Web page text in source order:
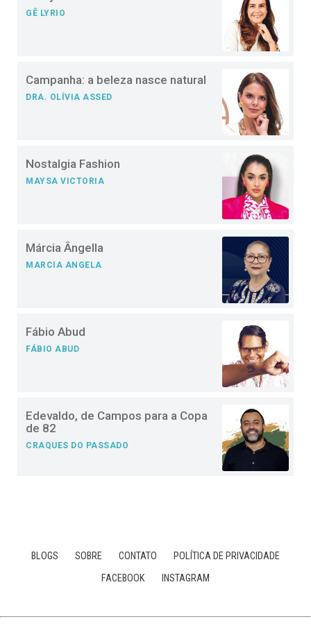
GÊ LYRIO
Campanha: a beleza nasce natural
DRA. OLÍVIA ASSED
Nostalgia Fashion
MAYSA VICTORIA
Márcia Ângella
MARCIA ANGELA
Fábio Abud
FÁBIO ABUD
Edevaldo, de Campos para a Copa
de 82
CRAQUES DO PASSADO
BLOGS SOBRE CONTATO
POLÍTICA DE PRIVACIDADE
FACEBOOK
INSTAGRAM